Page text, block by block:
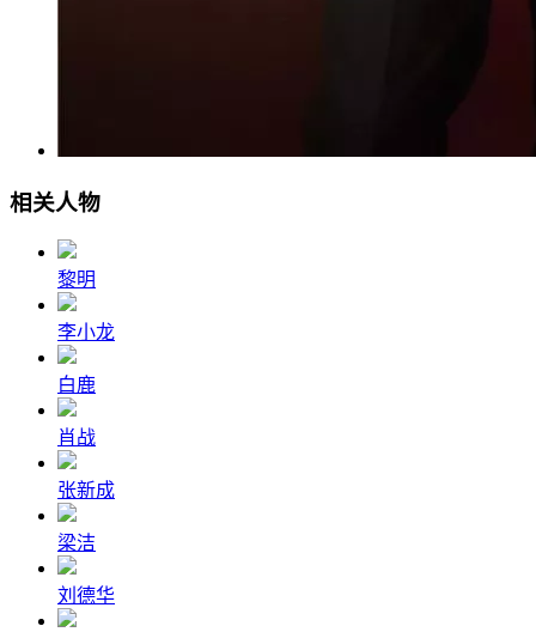
相关人物
黎明
李小龙
白鹿
肖战
张新成
梁洁
刘德华